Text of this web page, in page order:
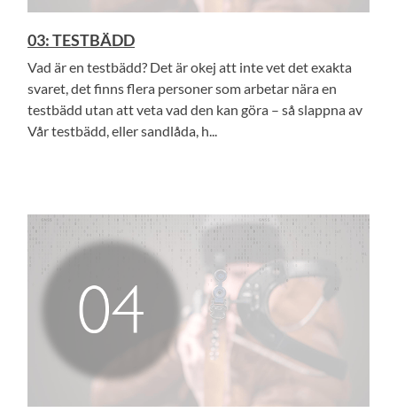
03: TESTBÄDD
Vad är en testbädd? Det är okej att inte vet det exakta
svaret, det finns flera personer som arbetar nära en
testbädd utan att veta vad den kan göra – så slappna av
Vår testbädd, eller sandlåda, h...